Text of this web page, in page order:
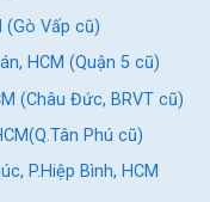
(Gò Vấp cũ)
HCM (Quận 5 cũ)
(Châu Đức, BRVT cũ)
Phú cũ)
P.Hiệp Bình, HCM